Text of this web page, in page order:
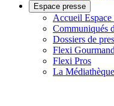
Espace presse
Accueil Espace
Communiqués
Dossiers de
Flexi Gourmand
Flexi Pros
La Médiathèque